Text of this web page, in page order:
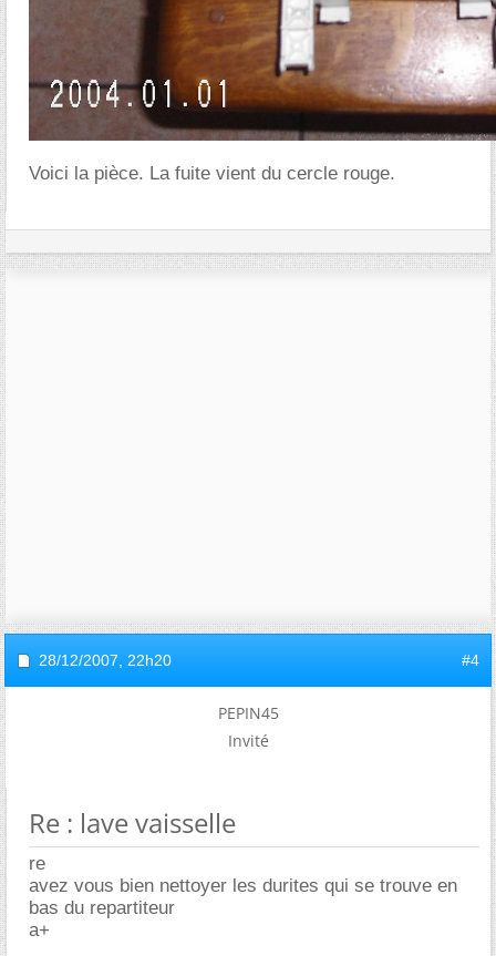
Voici la pièce. La fuite vient du cercle rouge.
28/12/2007, 22h20 #4
PEPIN45
Invité
Re : lave vaisselle
re
avez vous bien nettoyer les durites qui se trouve en
bas du repartiteur
a+